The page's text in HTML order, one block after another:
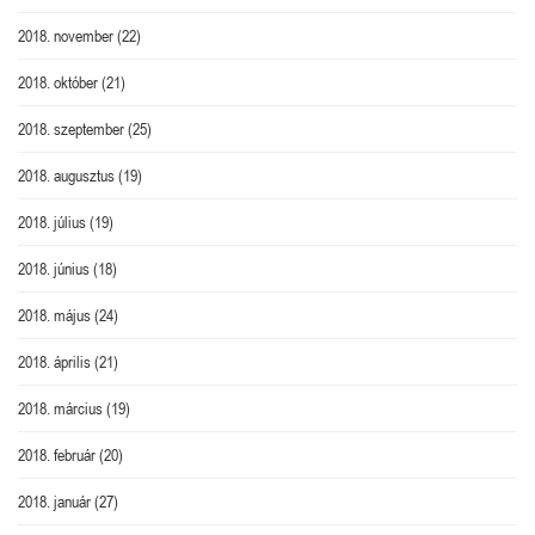
2018. november(22)
2018. október(21)
2018. szeptember(25)
2018. augusztus(19)
2018. július(19)
2018. június(18)
2018. május(24)
2018. április(21)
2018. március(19)
2018. február(20)
2018. január(27)